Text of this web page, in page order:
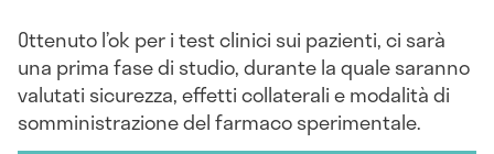
Ottenuto l’ok per i test clinici sui pazienti, ci sarà
una prima fase di studio, durante la quale saranno
valutati sicurezza, effetti collaterali e modalità di
somministrazione del farmaco sperimentale.